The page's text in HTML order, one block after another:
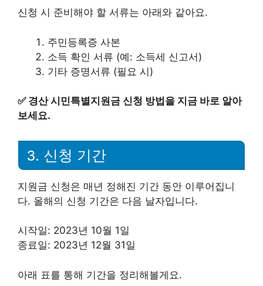
신청 시 준비해야 할 서류는 아래와 같아요.
주민등록증 사본
소득 확인 서류 (예: 소득세 신고서)
기타 증명서류 (필요 시)
✅ 경산 시민특별지원금 신청 방법을 지금 바로 알아
보세요.
3. 신청 기간
지원금 신청은 매년 정해진 기간 동안 이루어집니
다. 올해의 신청 기간은 다음 날자입니다.
시작일: 2023년 10월 1일
종료일: 2023년 12월 31일
아래 표를 통해 기간을 정리해볼게요.